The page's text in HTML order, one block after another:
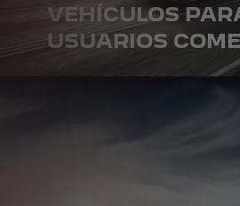
VEHÍCULOS
USUARIOS